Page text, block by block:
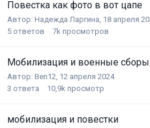
Повестка как фото в вот цапе
Автор: Надежда Ларгина 18 апреля
5 ответов 7k просмотров
Мобилизация и военные
Автор: Ben12 12 апреля 2024
3 ответа 10,9k просмотр
мобилизация и повестки